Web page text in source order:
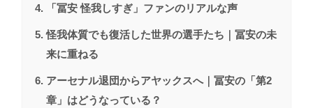
「冨安 怪我しすぎ」ファンのリアルな声
怪我体質でも復活した世界の選手たち｜冨安の未
来に重ねる
アーセナル退団からアヤックスへ｜冨安の「第2
章」はどうなっている？